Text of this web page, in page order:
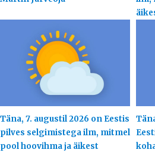
Täna, 7. augustil 2026 on Eestis
pilves selgimistega ilm, mitmel
pool hoovihma ja äikest